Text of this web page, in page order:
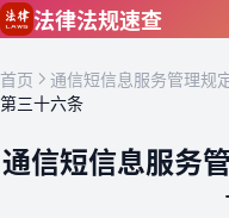
跳到主要内容
法律法规速查
首页 通信短信息服务管理规
第三十六条
通信短信息服务